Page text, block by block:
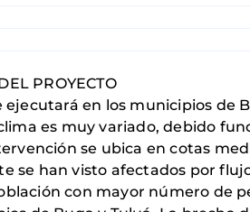
PROYECTO
ejecutará en los municipios de
es muy variado, debido
se ubica en cotas
se han visto afectados por
con mayor número de